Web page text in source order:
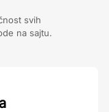
svih
na sajtu.